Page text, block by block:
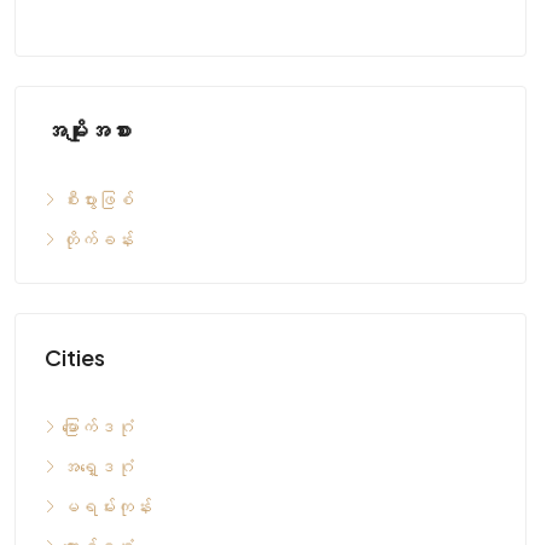
အမျိုးအစား
စီးပွားဖြစ်
တိုက်ခန်း
Cities
မြောက်ဒဂုံ
အရှေ့ဒဂုံ
မရမ်းကုန်း